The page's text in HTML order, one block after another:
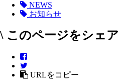
NEWS
お知らせ
\ このページをシェア
URLをコピー